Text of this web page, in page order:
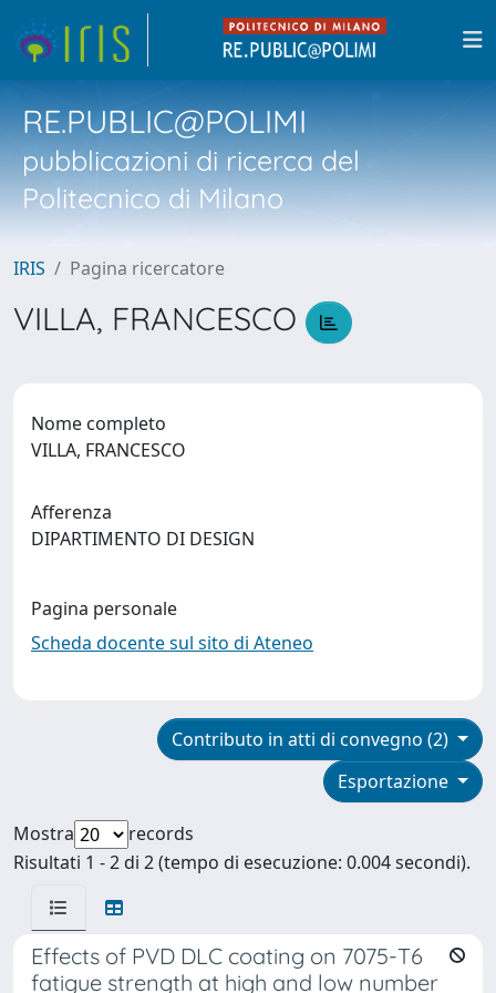
RE.PUBLIC@POLIMI
pubblicazioni di ricerca del
Politecnico di Milano
IRIS Pagina ricercatore
VILLA, FRANCESCO
Nome completo
VILLA, FRANCESCO
Afferenza
DIPARTIMENTO DI DESIGN
Pagina personale
Scheda docente sul sito di Ateneo
Contributo in atti di convegno (2)
Esportazione
Mostra
records
Risultati 1 - 2 di 2 (tempo di esecuzione: 0.004 secondi).
Effects of PVD DLC coating on 7075-T6
fatigue strength at high and low number